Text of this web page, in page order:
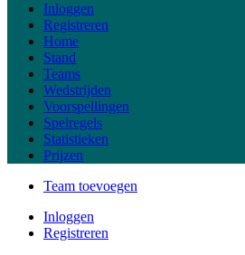
Inloggen
Registreren
Home
Stand
Teams
Wedstrijden
Voorspellingen
Spelregels
Statistieken
Prijzen
Team toevoegen
Inloggen
Registreren